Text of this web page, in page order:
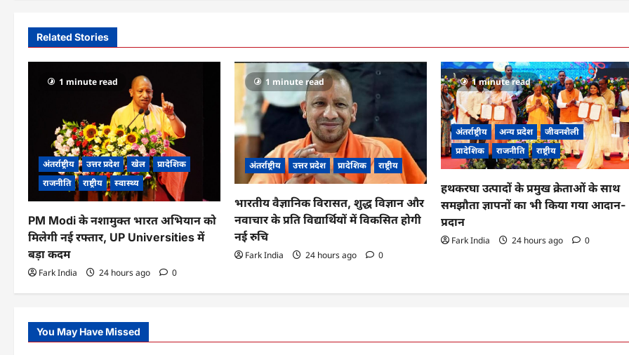
n
a
o
n
Related Stories
1 minute read
अंतर्राष्ट्रीय उत्तर प्रदेश खेल
प्रादेशिक
राजनीति
राष्ट्रीय स्वास्थ्य
PM Modi के नशामुक्त भारत अभियान को
मिलेगी नई रफ्तार, UP Universities में
बड़ा कदम
Fark India 24 hours ago 0
1 minute read
अंतर्राष्ट्रीय उत्तर प्रदेश प्रादेशिक राष्ट्रीय
भारतीय वैज्ञानिक विरासत, शुद्ध विज्ञान और
नवाचार के प्रति विद्यार्थियों में विकसित होगी
नई रुचि
Fark India 24 hours ago 0
1 minute read
अंतर्राष्ट्रीय अन्य प्रदेश
जीवनशैली
प्रादेशिक
राजनीति राष्ट्रीय
हथकरघा उत्पादों के प्रमुख क्रेताओं के साथ
समझौता ज्ञापनों का भी किया गया आदान-
प्रदान
Fark India 24 hours ago 0
You May Have Missed